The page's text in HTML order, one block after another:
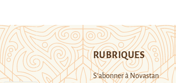
RUBRIQUES
S’abonner à Novastan